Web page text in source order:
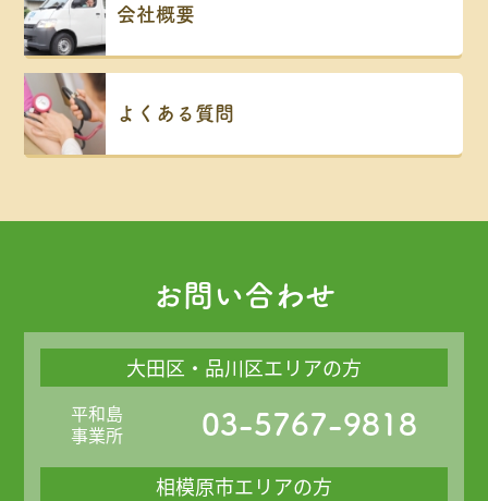
会社概要
よくある質問
お問い合わせ
大田区・品川区エリアの方
平和島
事業所
03-5767-9818
相模原市エリアの方